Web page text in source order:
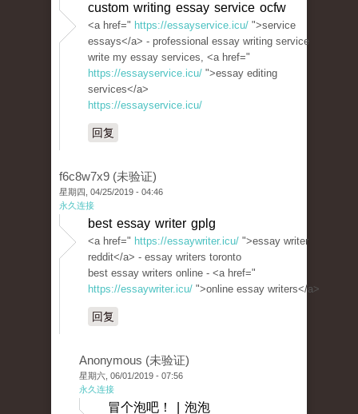
custom writing essay service ocfw
<a href=" https://essayservice.icu/ ">service
essays</a> - professional essay writing service
write my essay services, <a href="
https://essayservice.icu/ ">essay editing
services</a>
https://essayservice.icu/
回复
f6c8w7x9 (未验证)
星期四, 04/25/2019 - 04:46
永久连接
best essay writer gplg
<a href=" https://essaywriter.icu/ ">essay writer
reddit</a> - essay writers toronto
best essay writers online - <a href="
https://essaywriter.icu/ ">online essay writers</a>
回复
Anonymous (未验证)
星期六, 06/01/2019 - 07:56
永久连接
冒个泡吧！ | 泡泡